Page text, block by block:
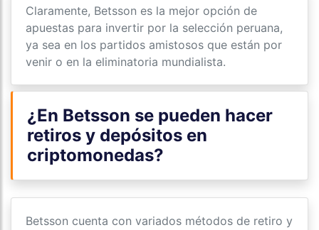
Claramente, Betsson es la mejor opción de
apuestas para invertir por la selección peruana,
ya sea en los partidos amistosos que están por
venir o en la eliminatoria mundialista.
¿En Betsson se pueden hacer
retiros y depósitos en
criptomonedas?
Betsson cuenta con variados métodos de retiro y